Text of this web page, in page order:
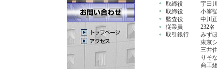
● 取締役 宇田
● 取締役 小峯
● 監査役 中川
● 従業員 232名
● 取引銀行
みず
東京
三井
りそ
商工